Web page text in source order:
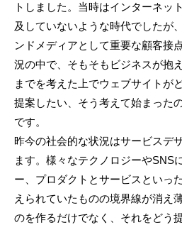
トしました。当時はインターネッ
及していないような時代でしたが
ンドメディアとして重要な顧客接
況の中で、そもそもビジネスが抱
までを考えた上でウェブサイトが
提案したい、そう考えて始まった
です。
昨今の社会的な状況はサービスデ
ます。様々なテクノロジーやSNS
ー、プロダクトとサービスといっ
えられていたものの境界線が消え
のを作るだけでなく、それをどう